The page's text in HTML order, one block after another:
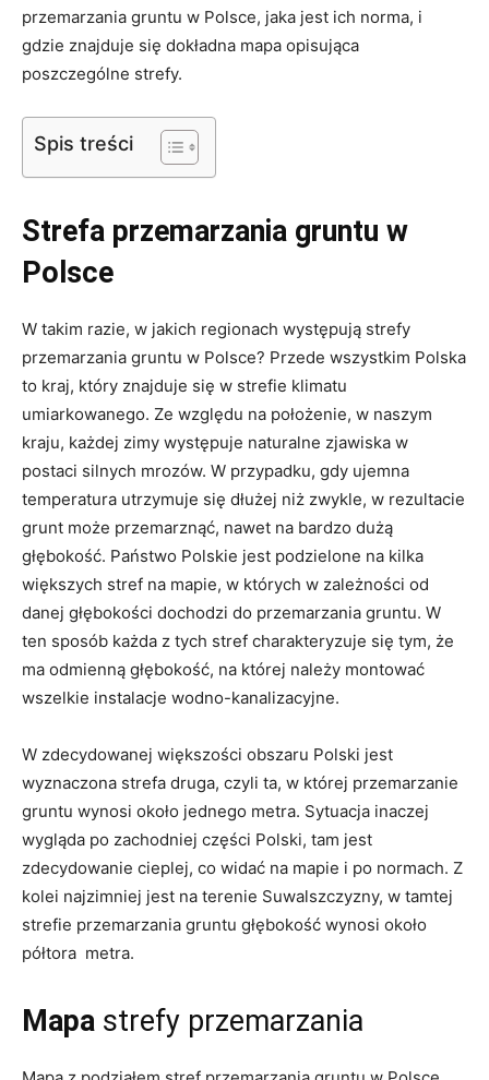
przemarzania gruntu w Polsce, jaka jest ich norma, i
gdzie znajduje się dokładna mapa opisująca
poszczególne strefy.
Spis treści
Strefa przemarzania gruntu w
Polsce
W takim razie, w jakich regionach występują strefy
przemarzania gruntu w Polsce? Przede wszystkim Polska
to kraj, który znajduje się w strefie klimatu
umiarkowanego. Ze względu na położenie, w naszym
kraju, każdej zimy występuje naturalne zjawiska w
postaci silnych mrozów. W przypadku, gdy ujemna
temperatura utrzymuje się dłużej niż zwykle, w rezultacie
grunt może przemarznąć, nawet na bardzo dużą
głębokość. Państwo Polskie jest podzielone na kilka
większych stref na mapie, w których w zależności od
danej głębokości dochodzi do przemarzania gruntu. W
ten sposób każda z tych stref charakteryzuje się tym, że
ma odmienną głębokość, na której należy montować
wszelkie instalacje wodno-kanalizacyjne.
W zdecydowanej większości obszaru Polski jest
wyznaczona strefa druga, czyli ta, w której przemarzanie
gruntu wynosi około jednego metra. Sytuacja inaczej
wygląda po zachodniej części Polski, tam jest
zdecydowanie cieplej, co widać na mapie i po normach. Z
kolei najzimniej jest na terenie Suwalszczyzny, w tamtej
strefie przemarzania gruntu głębokość wynosi około
półtora metra.
Mapa strefy przemarzania